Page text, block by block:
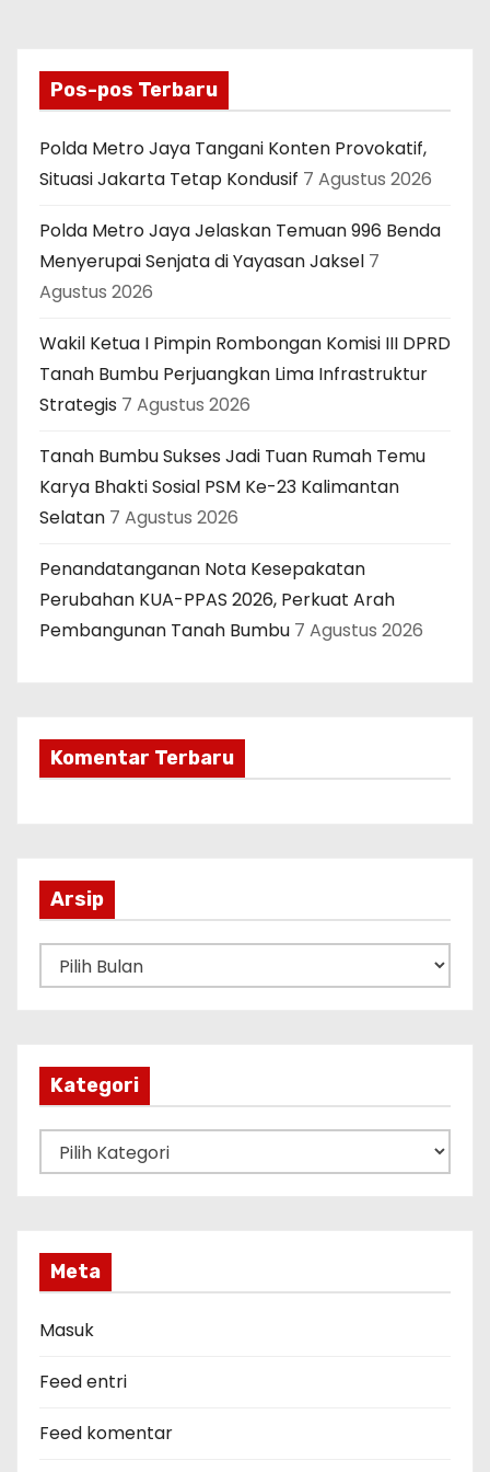
Pos-pos Terbaru
Polda Metro Jaya Tangani Konten Provokatif,
Situasi Jakarta Tetap Kondusif 7 Agustus 2026
Polda Metro Jaya Jelaskan Temuan 996 Benda
Menyerupai Senjata di Yayasan Jaksel 7
Agustus 2026
Wakil Ketua I Pimpin Rombongan Komisi III DPRD
Tanah Bumbu Perjuangkan Lima Infrastruktur
Strategis 7 Agustus 2026
Tanah Bumbu Sukses Jadi Tuan Rumah Temu
Karya Bhakti Sosial PSM Ke-23 Kalimantan
Selatan 7 Agustus 2026
Penandatanganan Nota Kesepakatan
Perubahan KUA-PPAS 2026, Perkuat Arah
Pembangunan Tanah Bumbu 7 Agustus 2026
Komentar Terbaru
Arsip
r
Kategori
a
o
r
Meta
Masuk
Feed entri
Feed komentar